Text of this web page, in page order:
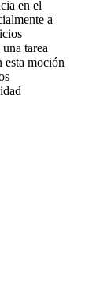
en el
a
tarea
esta moción